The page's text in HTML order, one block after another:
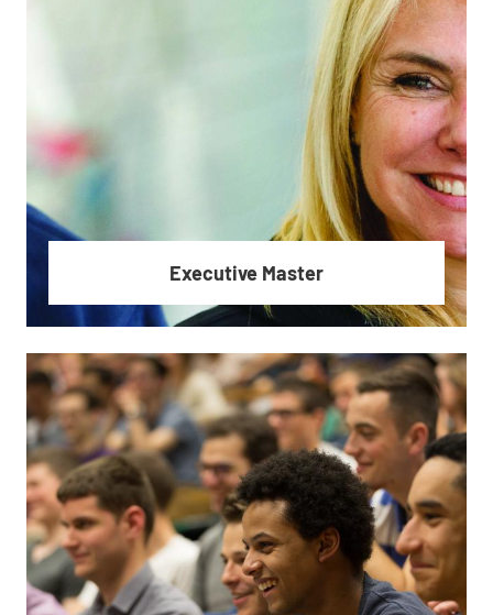
En savoir plus
Executive Master